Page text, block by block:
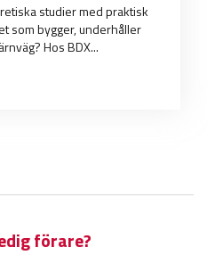
studier med praktisk
som bygger, underhåller
Hos BDX...
förare?